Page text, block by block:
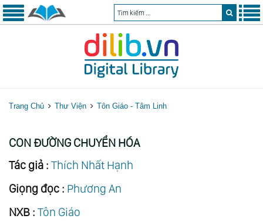
Trang Chủ Thư Viện Tôn Giáo - Tâm Linh
CON ĐƯỜNG CHUYỂN HÓA
Tác giả : Thích Nhất Hạnh
Giọng đọc : Phương An
NXB : Tôn Giáo